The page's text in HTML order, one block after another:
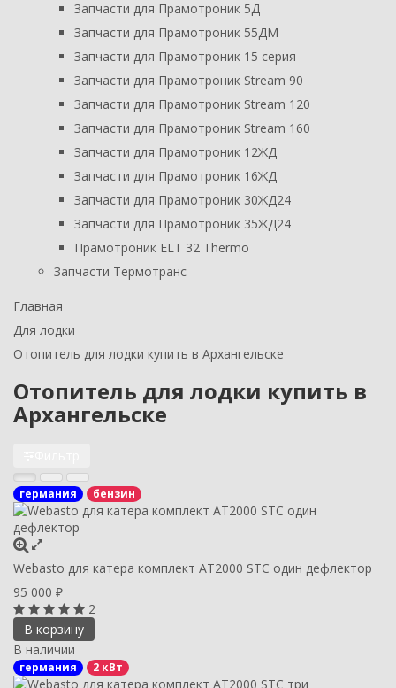
Запчасти для Прамотроник 5Д
Запчасти для Прамотроник 55ДМ
Запчасти для Прамотроник 15 серия
Запчасти для Прамотроник Stream 90
Запчасти для Прамотроник Stream 120
Запчасти для Прамотроник Stream 160
Запчасти для Прамотроник 12ЖД
Запчасти для Прамотроник 16ЖД
Запчасти для Прамотроник 30ЖД24
Запчасти для Прамотроник 35ЖД24
Прамотроник ELT 32 Thermo
Запчасти Термотранс
Главная
Для лодки
Отопитель для лодки купить в Архангельске
Отопитель для лодки купить в
Архангельске
германия бензин
Webasto для катера комплект AT2000 STC один дефлектор
95 000 ₽
2
В корзину
В наличии
германия 2 кВт